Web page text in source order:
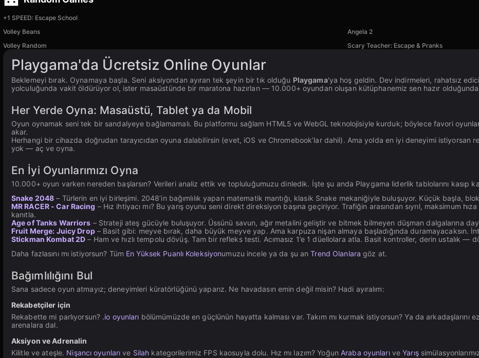
+1 SPEED: Escape School
Volley Beans
Angela 2
Volley Random
Scary Teacher: Escape & Pranks
Playgama'da Ücretsiz Online Oyunlar
Beklemeyi bırak. Oynamaya başla. Seni aksiyondan ayıran tek şeyin bir tık olduğu Playgama'ya hoş geldin. Dev indirmeleri, rahatsız
yolculuğunda vakit öldürüyor ol, ister masaüstünde bir maratona hazırlan — 10.000+ oyundan oluşan kütüphanemiz sen hazır olduğunda
Her Yerde Oyna: Masaüstü, Tablet ya da Mobil
Oyun oynamak seni tek bir sandalyeye bağlamamalı. Bu platformu sağlam HTML5 ve WebGL teknolojisiyle kurduk; böylece favori
akar.
Herhangi bir cihazda doğrudan tarayıcıdan oyuna dalabilirsin (evet, iOS ve Chromebook’lar dahil). Ama yolda en iyi deneyimi istiyorsan
yok — aç ve oyna.
En İyi Oyunlarımızı Oyna
10.000+ oyun varken nereden başlarsın? Verileri analiz ettik ve topluluğumuzu dinledik. İşte şu anda Playgama liderlik tablolarını kasıp
Snake 2048 – Türlerin en iyi birleşimi. 2048’in bağımlılık yapan matematik mantığı, klasik Snake mekaniğiyle buluşuyor. Küçük başla,
MR RACER - Car Racing – Hız ihtiyacı mı? Bu yarış oyunu seni direkt direksiyon başına geçiriyor. Trafiğin arasından sıyrıl, maksimum
kanıtla.
Age of Tanks Warriors – Strateji ateş gücüyle buluşuyor. Üssünü savun, ağır metalini geliştir ve bitmek bilmeyen düşman dalgalarına
Fruit Merge: Juicy Drop– Basit gibi: meyve bırak, daha büyük meyve yap. Ama karpuza nişan almaya başladığında duramayacaksın.
Stickman Kombat 2D – Ham ve hızlı tempolu dövüş. Tam bir refleks testi. Acımasız 1’e 1 düellolara atla. Basit kontroller, derin ustalık —
Daha fazlasını mı istiyorsun? Tüm En Yüksek Puanlı Koleksiyonumuzu incele ya da şu anTrend Olanlara göz at.
Bağımlılığını Bul
Sana sadece oyun atmayız; deneyimleri küratörlüğünü yaparız. Ne havadasın emin değil misin? Hadi ayıralım:
Rekabetçiler için
Rekabette mi parlıyorsun? .io oyunları bölümümüzde en güçlünün hayatta kalması var. Takım mı kurmak istiyorsun? Ya da arkadaşlarını
arenalara dal.
Aksiyon ve Adrenalin
Kilitle ve ateşle. Nişancı oyunları ve Silah kategorilerimiz FPS kaosuyla dolu. Hız mı lazım? YoğunAraba oyunlarıveYarış